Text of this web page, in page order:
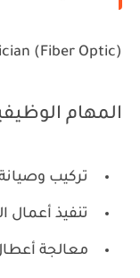
(Fiber Optic)
المهام
تركيب
تنفيذ أعمال
معالجة